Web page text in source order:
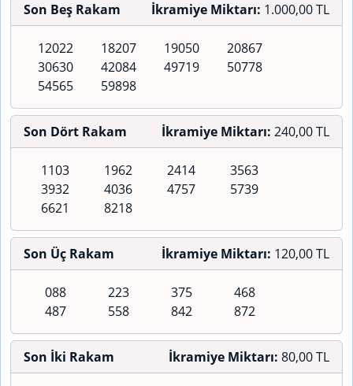
Son Beş Rakam İkramiye Miktarı: 1.000,00 TL
12022 18207 19050
20867
30630
42084 49719
50778
54565
59898
Son Dört Rakam İkramiye Miktarı: 240,00 TL
1103 1962 2414
3563
3932
4036 4757
5739
6621
8218
Son Üç Rakam İkramiye Miktarı: 120,00 TL
088 223 375
468
487
558 842 872
Son İki Rakam İkramiye Miktarı: 80,00 TL